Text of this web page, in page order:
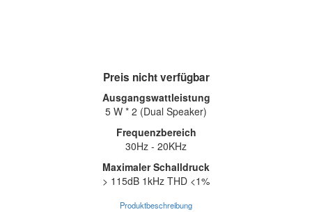
Preis nicht verfügbar
Ausgangswattleistung
5 W * 2 (Dual Speaker)
Frequenzbereich
30Hz - 20KHz
Maximaler Schalldruck
> 115dB 1kHz THD <1%
Produktbeschreibung